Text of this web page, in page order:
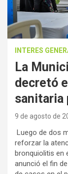
INTERES
La
decretó
sanitaria
9 de agosto de
Luego de dos
reforzar la
bronquiolitis en
anunció el fin